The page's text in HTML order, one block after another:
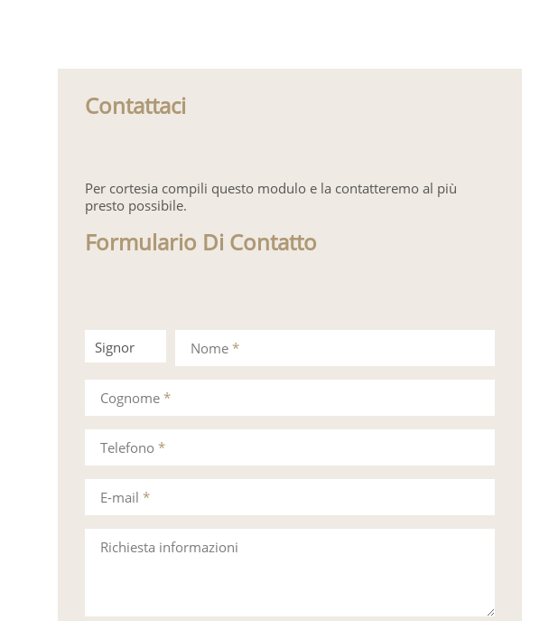
Contattaci
Per cortesia compili questo modulo e la contatteremo al più
presto possibile.
Formulario Di Contatto
Signor
Signora
Nome*
Telefono*
Richiesta informazioni
Cognome*
E-mail*